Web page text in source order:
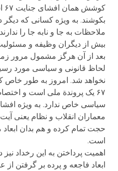
بکوشند. به ویژه کسانی که
ملاحظات به جا و نا‌به جا را
بیش از دیگران وظیفه و
بعد از آن هرگز مشمول مرور
لحاظ قانونی و سیاسی مورد
نخواهد شد. امروز به طور خاص
۶۷ یک پروندة ملی است و
سیاسی خاص ندارد. به ویژه
معماران انقلاب و نظام یعنی
حجت تمام کرده و هم بدان
است.
اهمیت پرداختن به این رخداد
ابعاد فاجعه و پرده بر گرفتن